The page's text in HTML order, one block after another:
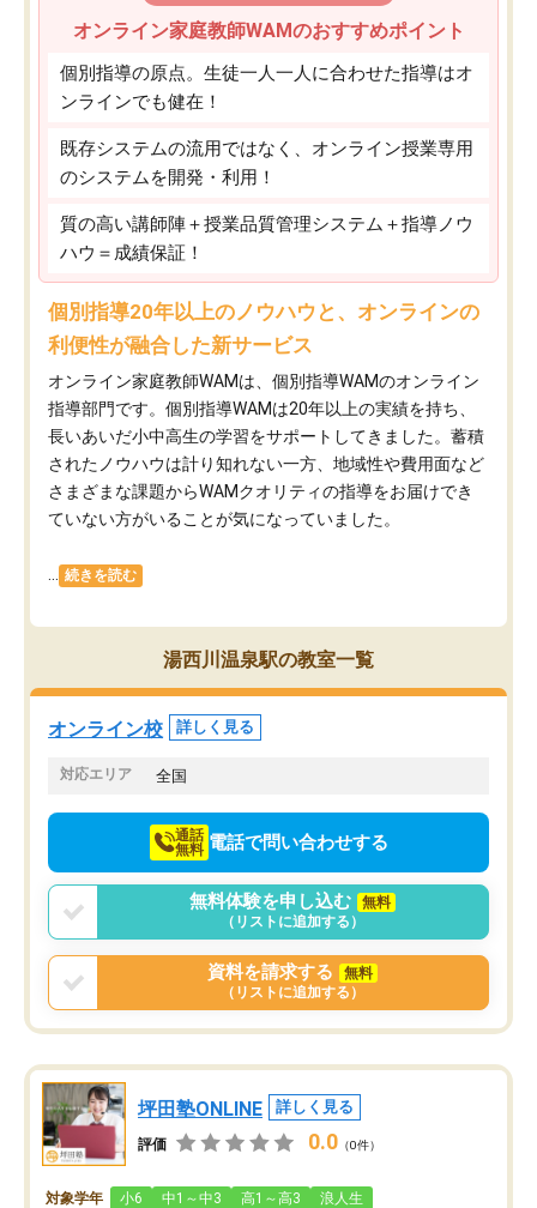
オンライン家庭教師WAMのおすすめポイント
個別指導の原点。生徒一人一人に合わせた指導はオ
ンラインでも健在！
既存システムの流用ではなく、オンライン授業専用
のシステムを開発・利用！
質の高い講師陣＋授業品質管理システム＋指導ノウ
ハウ＝成績保証！
個別指導20年以上のノウハウと、オンラインの
利便性が融合した新サービス
オンライン家庭教師WAMは、個別指導WAMのオンライン
指導部門です。個別指導WAMは20年以上の実績を持ち、
長いあいだ小中高生の学習をサポートしてきました。蓄積
されたノウハウは計り知れない一方、地域性や費用面など
さまざまな課題からWAMクオリティの指導をお届けでき
ていない方がいることが気になっていました。
続きを読む
湯西川温泉駅の教室一覧
オンライン校 詳しく見る
対応エリア 全国
通話
無料 電話で問い合わせする
無料体験を申し込む
無料
（リストに追加する）
資料を請求する
無料
（リストに追加する）
坪田塾ONLINE 詳しく見る
評価 0.0 （0件）
対象学年 小6 中1～中3 高1～高3 浪人生